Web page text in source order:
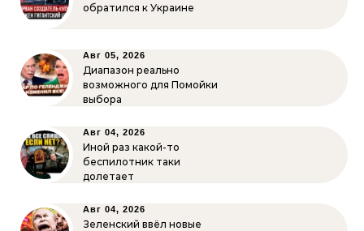
обратился к Украине
Авг 05, 2026
Диапазон реально
возможного для Помойки
выбора
Авг 04, 2026
Иной раз какой-то
беспилотник таки
долетает
Авг 04, 2026
Зеленский ввёл новые